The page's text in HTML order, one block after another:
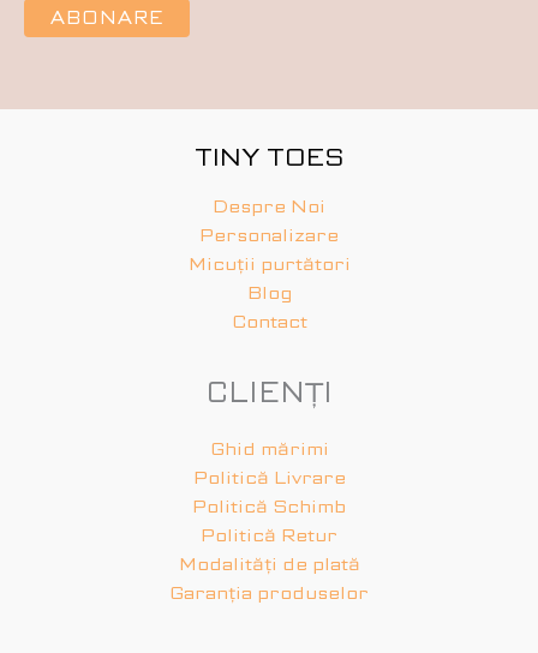
TINY TOES
Despre Noi
Personalizare
Micuții purtători
Blog
Contact
CLIENȚI
Ghid mărimi
Politică Livrare
Politică Schimb
Politică Retur
Modalități de plată
Garanția produselor